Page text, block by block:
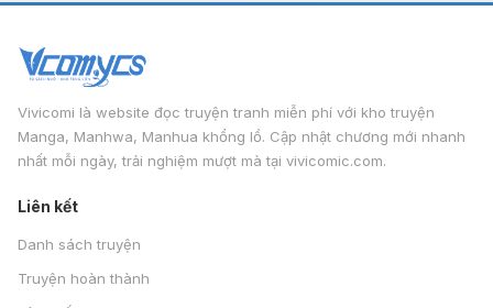
Vivicomi là website đọc truyện tranh miễn phí với kho truyện
Manga, Manhwa, Manhua khổng lồ. Cập nhật chương mới nhanh
nhất mỗi ngày, trải nghiệm mượt mà tại vivicomic.com.
Liên kết
Danh sách truyện
Truyện hoàn thành